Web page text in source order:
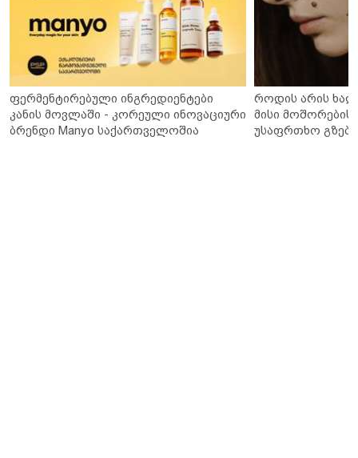
ფერმენტირებული ინგრედიენტები
კანის მოვლაში - კორეული ინოვაციური
ბრენდი Manyo საქართველოშია
როდის არის
მისი მოშორების
უსაფრთხო გზები